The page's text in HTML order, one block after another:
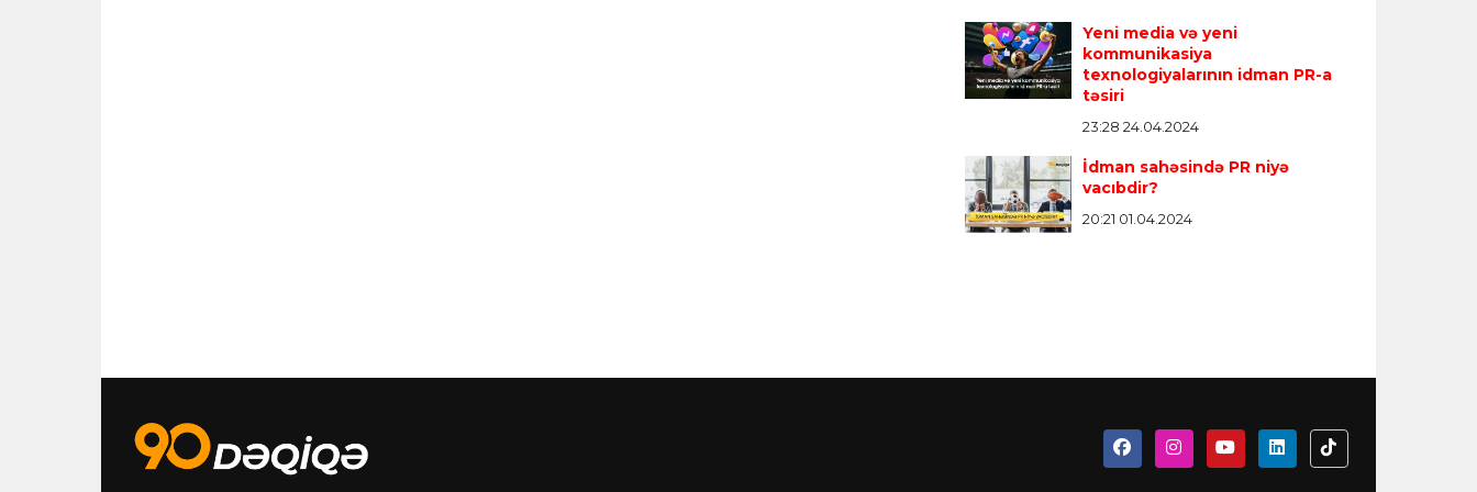
Yeni media və yeni
kommunikasiya
texnologiyalarının idman PR-a
təsiri
23:28 24.04.2024
İdman sahəsində PR niyə
vacıbdir?
20:21 01.04.2024